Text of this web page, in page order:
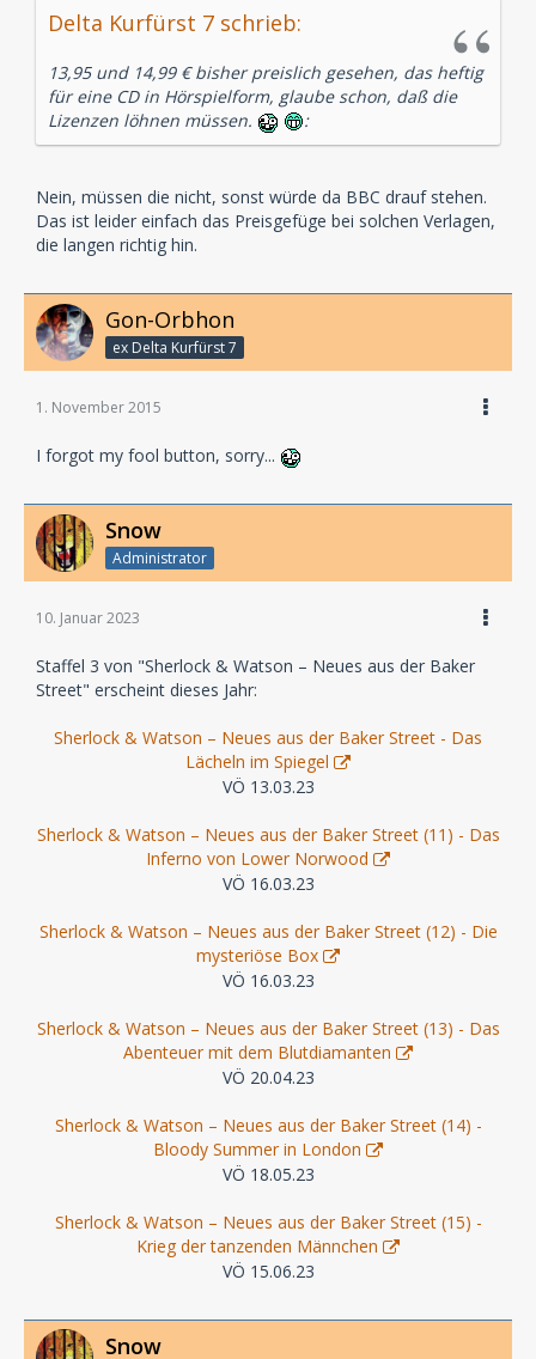
Delta Kurfürst 7 schrieb:
13,95 und 14,99 € bisher preislich gesehen, das heftig
für eine CD in Hörspielform, glaube schon, daß die
Lizenzen löhnen müssen.
:
Nein, müssen die nicht, sonst würde da BBC drauf stehen.
Das ist leider einfach das Preisgefüge bei solchen Verlagen,
die langen richtig hin.
Gon-Orbhon
ex Delta Kurfürst 7
1. November 2015
I forgot my fool button, sorry...
Snow
Administrator
10. Januar 2023
Staffel 3 von "Sherlock & Watson – Neues aus der Baker
Street" erscheint dieses Jahr:
Sherlock & Watson – Neues aus der Baker Street - Das
Lächeln im Spiegel
VÖ 13.03.23
Sherlock & Watson – Neues aus der Baker Street (11) - Das
Inferno von Lower Norwood
VÖ 16.03.23
Sherlock & Watson – Neues aus der Baker Street (12) - Die
mysteriöse Box
VÖ 16.03.23
Sherlock & Watson – Neues aus der Baker Street (13) - Das
Abenteuer mit dem Blutdiamanten
VÖ 20.04.23
Sherlock & Watson – Neues aus der Baker Street (14) -
Bloody Summer in London
VÖ 18.05.23
Sherlock & Watson – Neues aus der Baker Street (15) -
Krieg der tanzenden Männchen
VÖ 15.06.23
Snow